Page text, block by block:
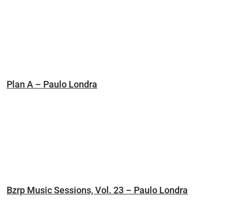
Plan A – Paulo Londra
Bzrp Music Sessions, Vol. 23 – Paulo Londra